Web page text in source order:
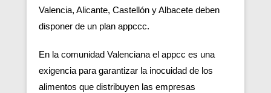
Valencia, Alicante, Castellón y Albacete deben
disponer de un plan appccc.
En la comunidad Valenciana el appcc es una
exigencia para garantizar la inocuidad de los
alimentos que distribuyen las empresas